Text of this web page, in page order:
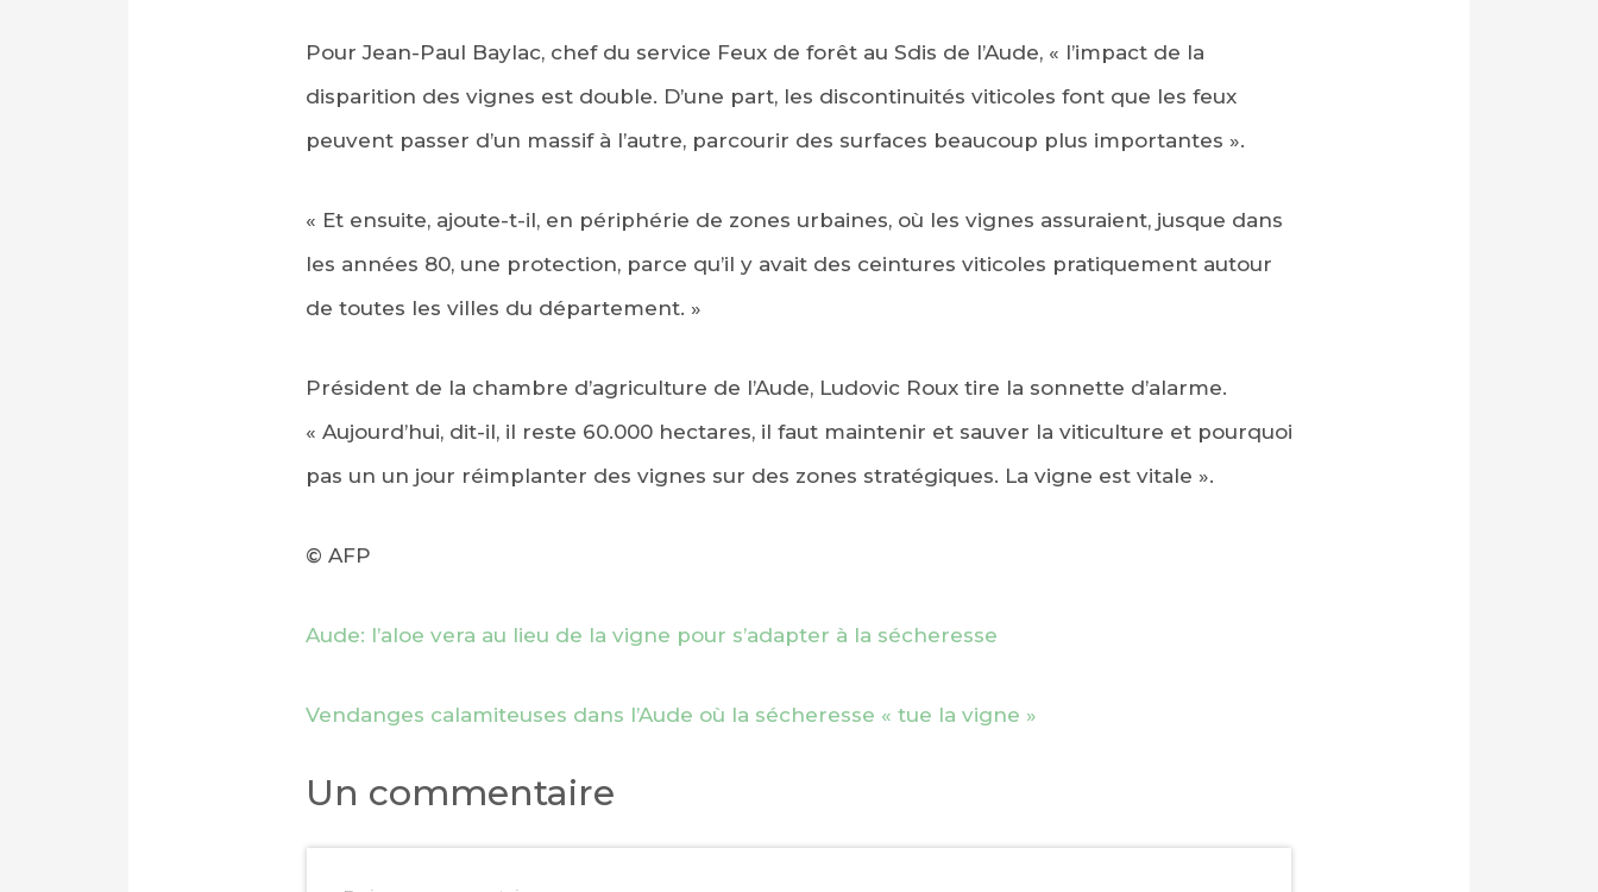
Pour Jean-Paul Baylac, chef du service Feux de forêt au Sdis de l’Aude, « l’impact de la
disparition des vignes est double. D’une part, les discontinuités viticoles font que les feux
peuvent passer d’un massif à l’autre, parcourir des surfaces beaucoup plus importantes ».
« Et ensuite, ajoute-t-il, en périphérie de zones urbaines, où les vignes assuraient, jusque dans
les années 80, une protection, parce qu’il y avait des ceintures viticoles pratiquement autour
de toutes les villes du département. »
Président de la chambre d’agriculture de l’Aude, Ludovic Roux tire la sonnette d’alarme.
« Aujourd’hui, dit-il, il reste 60.000 hectares, il faut maintenir et sauver la viticulture et pourquoi
pas un un jour réimplanter des vignes sur des zones stratégiques. La vigne est vitale ».
© AFP
Aude: l’aloe vera au lieu de la vigne pour s’adapter à la sécheresse
Vendanges calamiteuses dans l’Aude où la sécheresse « tue la vigne »
Un commentaire